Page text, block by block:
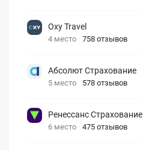
Oxy Travel
4 место 758 отзывов
Абсолют Страхование
5 место 578 отзывов
Ренессанс Страхование
6 место 475 отзывов